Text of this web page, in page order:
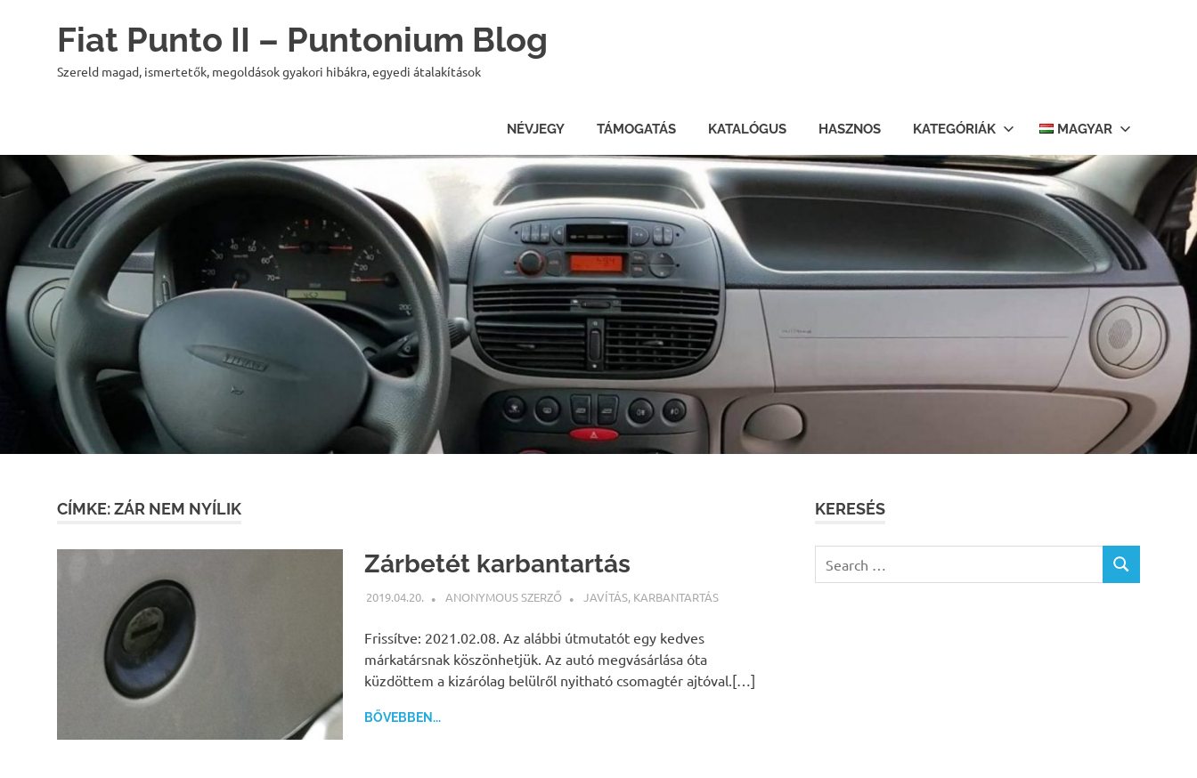
Fiat Punto II – Puntonium Blog
Szereld magad, ismertetők, megoldások gyakori hibákra, egyedi átalakítások
NÉVJEGY TÁMOGATÁS KATALÓGUS HASZNOS KATEGÓRIÁK MAGYAR
CÍMKE:ZÁR NEM NYÍLIK
Zárbetét karbantartás
2019.04.20. ANONYMOUS SZERZŐ JAVÍTÁS, KARBANTARTÁS
Frissítve: 2021.02.08. Az alábbi útmutatót egy kedves
márkatársnak köszönhetjük. Az autó megvásárlása óta
küzdöttem a kizárólag belülről nyitható csomagtér ajtóval.[…]
BŐVEBBEN...
KERESÉS
for:
SEARCH